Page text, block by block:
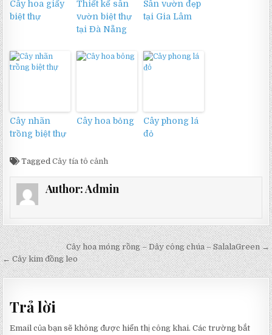
Cây hoa giấy
biệt thự
Thiết kế sân
vườn biệt thự
tại Đà Nẵng
Sân vườn đẹp
tại Gia Lâm
Cây nhãn
trồng biệt thự
Cây hoa bỏng
Cây phong lá
đỏ
TaggedCây tía tô cảnh
Author:Admin
Điều
hướng
bài
viết
Cây hoa móng rồng – Dây công chúa – SalalaGreen →
← Cây kim đồng leo
Trả lời
Email của bạn sẽ không được hiển thị công khai. Các trường bắt